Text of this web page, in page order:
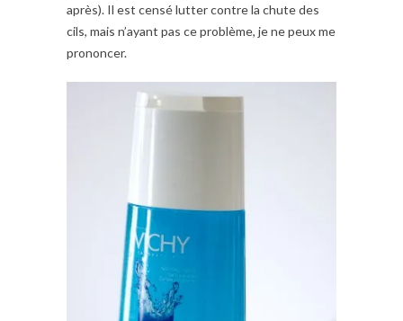
après). Il est censé lutter contre la chute des
cils, mais n’ayant pas ce problème, je ne peux me
prononcer.